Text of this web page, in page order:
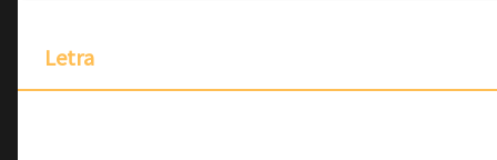
Letra